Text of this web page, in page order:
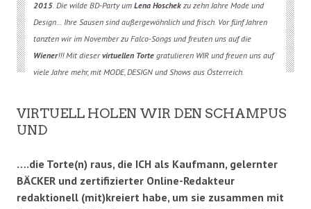
2015. Die wilde BD-Party um Lena Hoschekzu zehn Jahre Mode und
Design… Ihre Sausen sind außergewöhnlich und frisch. Vor fünf Jahren
tanzten wir im November zu Falco-Songs und freuten uns auf die
Wiener!!! Mit dieservirtuellen Tortegratulieren WIR und freuen uns auf
viele Jahre mehr, mit MODE, DESIGN und Shows aus Österreich.
VIRTUELL HOLEN WIR DEN SCHAMPUS
UND
….die Torte(n) raus, die ICH als Kaufmann, gelernter
BÄCKER und zertifizierter Online-Redakteur
redaktionell (mit)kreiert habe, um sie zusammen mit